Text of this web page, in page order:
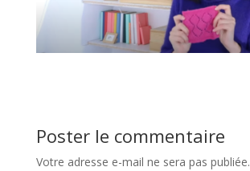
Poster le commentaire
Votre adresse e-mail ne sera pas publiée.